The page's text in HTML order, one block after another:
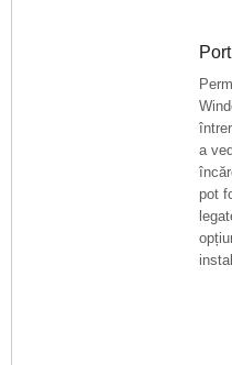
a
pot